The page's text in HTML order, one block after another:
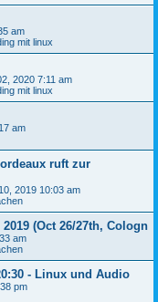
am
mit linux
2020 7:11 am
mit linux
am
ruft zur
2019 10:03 am
(Oct 26/27th, Cologn
am
- Linux und Audio
pm